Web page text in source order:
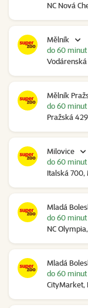
NC Nová
Mělník
do 60 minut
Mělník
Pražská
do 60 minut
Milovice
Italská 700,
do 60 minut
Mladá
NC
do 60 minut
Mladá
CityMarket,
do 60 minut